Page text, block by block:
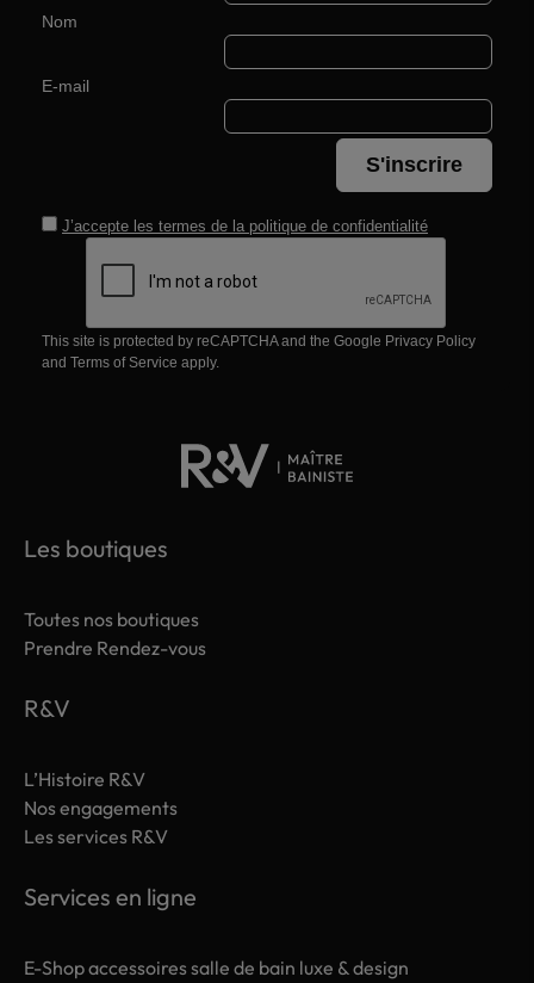
Nom
E-mail
S'inscrire
J’accepte les termes de la politique de confidentialité
This site is protected by reCAPTCHA and the Google Privacy Policy
and Terms of Service apply.
Les boutiques
Toutes nos boutiques
Prendre Rendez-vous
R&V
L’Histoire R&V
Nos engagements
Les services R&V
Services en ligne
E-Shop accessoires salle de bain luxe & design